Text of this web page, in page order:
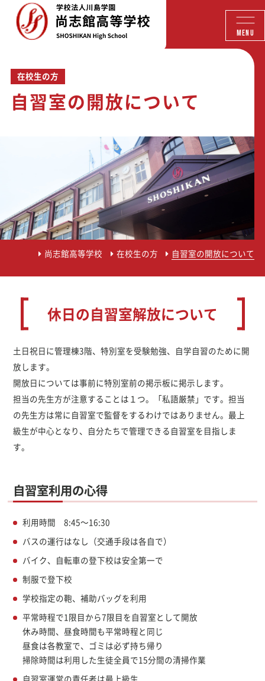
MENU
在校生の方
自習室の開放について
尚志館高等学校 在校生の方 自習室の開放について
休日の自習室解放について
土日祝日に管理棟3階、特別室を受験勉強、自学自習のために開
放します。
開放日については事前に特別室前の掲示板に掲示します。
担当の先生方が注意することは１つ。「私語厳禁」です。担当
の先生方は常に自習室で監督をするわけではありません。最上
級生が中心となり、自分たちで管理できる自習室を目指しま
す。
自習室利用の心得
利用時間 8:45～16:30
バスの運行はなし（交通手段は各自で）
バイク、自転車の登下校は安全第一で
制服で登下校
学校指定の鞄、補助バッグを利用
平常時程で1限目から7限目を自習室として開放
休み時間、昼食時間も平常時程と同じ
昼食は各教室で、ゴミは必ず持ち帰り
掃除時間は利用した生徒全員で15分間の清掃作業
自習室運営の責任者は最上級生